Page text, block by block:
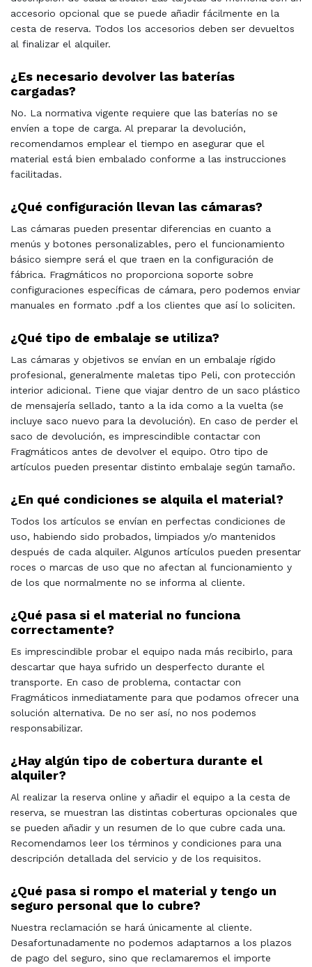
accesorio opcional que se puede añadir fácilmente en la
cesta de reserva. Todos los accesorios deben ser devueltos
al finalizar el alquiler.
¿Es necesario devolver las baterías
cargadas?
No. La normativa vigente requiere que las baterías no se
envíen a tope de carga. Al preparar la devolución,
recomendamos emplear el tiempo en asegurar que el
material está bien embalado conforme a las instrucciones
facilitadas.
¿Qué configuración llevan las cámaras?
Las cámaras pueden presentar diferencias en cuanto a
menús y botones personalizables, pero el funcionamiento
básico siempre será el que traen en la configuración de
fábrica. Fragmáticos no proporciona soporte sobre
configuraciones específicas de cámara, pero podemos enviar
manuales en formato .pdf a los clientes que así lo soliciten.
¿Qué tipo de embalaje se utiliza?
Las cámaras y objetivos se envían en un embalaje rígido
profesional, generalmente maletas tipo Peli, con protección
interior adicional. Tiene que viajar dentro de un saco plástico
de mensajería sellado, tanto a la ida como a la vuelta (se
incluye saco nuevo para la devolución). En caso de perder el
saco de devolución, es imprescindible contactar con
Fragmáticos antes de devolver el equipo. Otro tipo de
artículos pueden presentar distinto embalaje según tamaño.
¿En qué condiciones se alquila el material?
Todos los artículos se envían en perfectas condiciones de
uso, habiendo sido probados, limpiados y/o mantenidos
después de cada alquiler. Algunos artículos pueden presentar
roces o marcas de uso que no afectan al funcionamiento y
de los que normalmente no se informa al cliente.
¿Qué pasa si el material no funciona
correctamente?
Es imprescindible probar el equipo nada más recibirlo, para
descartar que haya sufrido un desperfecto durante el
transporte. En caso de problema, contactar con
Fragmáticos inmediatamente para que podamos ofrecer una
solución alternativa. De no ser así, no nos podemos
responsabilizar.
¿Hay algún tipo de cobertura durante el
alquiler?
Al realizar la reserva online y añadir el equipo a la cesta de
reserva, se muestran las distintas coberturas opcionales que
se pueden añadir y un resumen de lo que cubre cada una.
Recomendamos leer los términos y condiciones para una
descripción detallada del servicio y de los requisitos.
¿Qué pasa si rompo el material y tengo un
seguro personal que lo cubre?
Nuestra reclamación se hará únicamente al cliente.
Desafortunadamente no podemos adaptarnos a los plazos
de pago del seguro, sino que reclamaremos el importe